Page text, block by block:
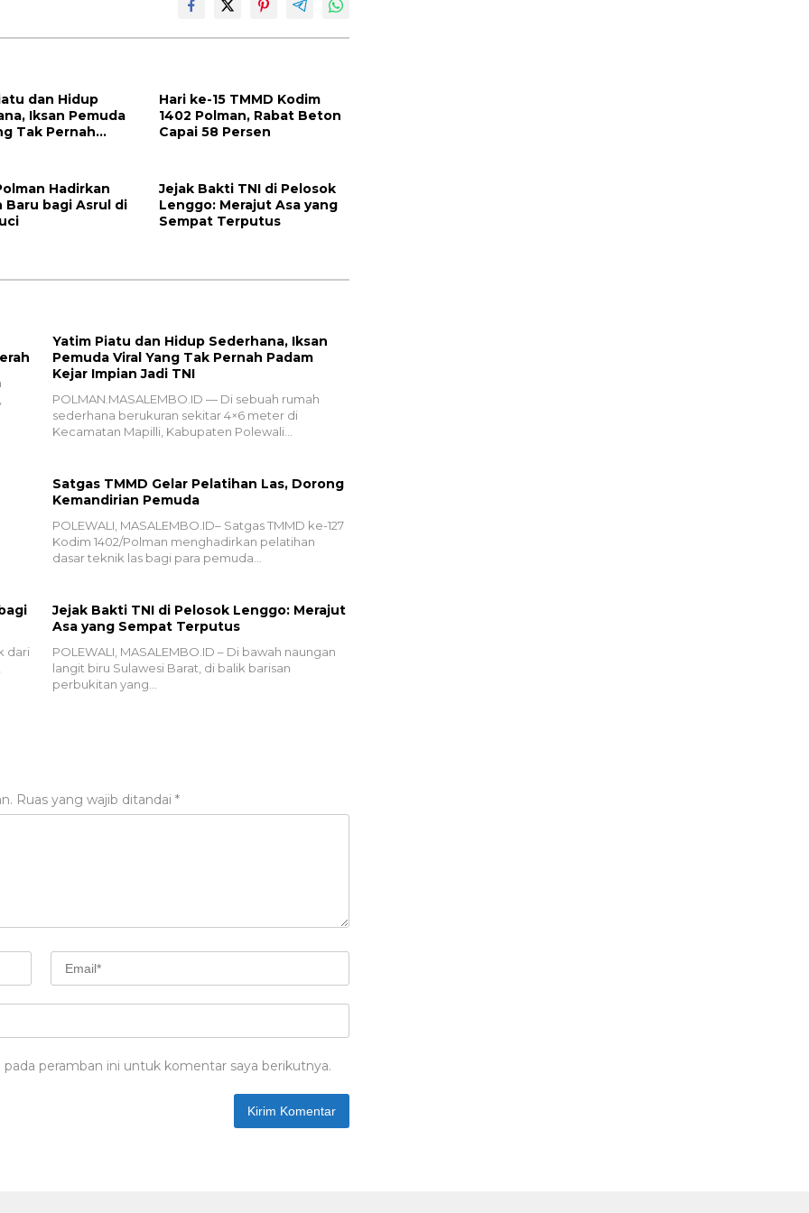
dan Hidup
Iksan Pemuda
Tak Pernah
Hari ke-15 TMMD Kodim
1402 Polman, Rabat Beton
Capai 58 Persen
Hadirkan
Baru bagi Asrul di
Jejak Bakti TNI di Pelosok
Lenggo: Merajut Asa yang
Sempat Terputus
Yatim Piatu dan Hidup Sederhana, Iksan
Pemuda Viral Yang Tak Pernah Padam
Kejar Impian Jadi TNI
POLMAN.MASALEMBO.ID — Di sebuah rumah
sederhana berukuran sekitar 4×6 meter di
Kecamatan Mapilli, Kabupaten Polewali…
Satgas TMMD Gelar Pelatihan Las, Dorong
Kemandirian Pemuda
POLEWALI, MASALEMBO.ID– Satgas TMMD ke-127
Kodim 1402/Polman menghadirkan pelatihan
dasar teknik las bagi para pemuda…
dari
Jejak Bakti TNI di Pelosok Lenggo: Merajut
Asa yang Sempat Terputus
POLEWALI, MASALEMBO.ID – Di bawah naungan
langit biru Sulawesi Barat, di balik barisan
perbukitan yang…
Ruas yang wajib ditandai *
peramban ini untuk komentar saya berikutnya.